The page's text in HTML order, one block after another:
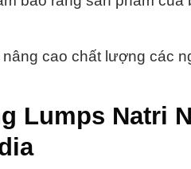
cao chất lượng các
Lumps Natri